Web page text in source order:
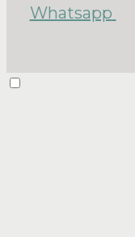
Whatsapp